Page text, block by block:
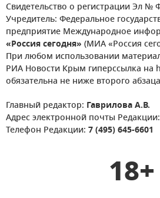
Свидетельство о регистрации Эл №
Учредитель: Федеральное
предприятие Международное
«Россия сегодня» (МИА «Россия
При любом использовании
РИА Новости Крым гиперссылка на
обязательна не ниже второго
Главный редактор: Гаврилова А.В.
Адрес электронной почты Редакции:
Телефон Редакции: 7 (495) 645-6601
18+